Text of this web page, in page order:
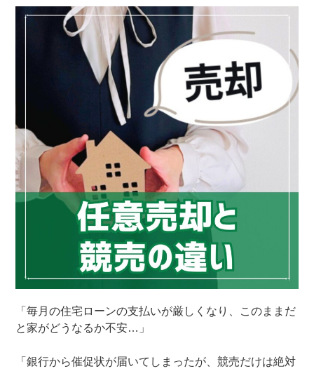
「毎月の住宅ローンの支払いが厳しくなり、このままだ
と家がどうなるか不安…」
「銀行から催促状が届いてしまったが、競売だけは絶対